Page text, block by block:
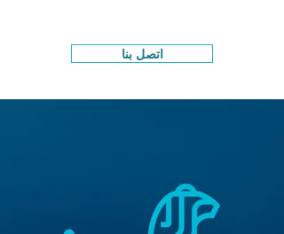
اتصل بنا